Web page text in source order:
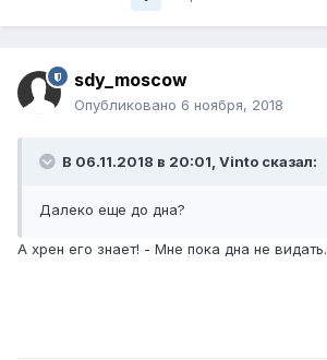
sdy_moscow
Опубликовано 6 ноября, 2018
В 06.11.2018 в 20:01, Vinto сказал:
Далеко еще до дна?
А хрен его знает! - Мне пока дна не видать.